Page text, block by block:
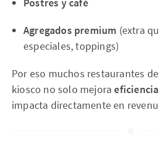
Agregados premium (extra
especiales, toppings)
Por eso muchos restaurantes
kiosco no solo mejora
impacta directamente en